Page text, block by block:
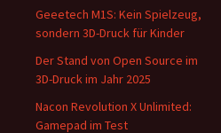
Geeetech M1S: Kein Spielzeug,
sondern 3D-Druck für Kinder
Der Stand von Open Source im
3D-Druck im Jahr 2025
Nacon Revolution X Unlimited:
Gamepad im Test